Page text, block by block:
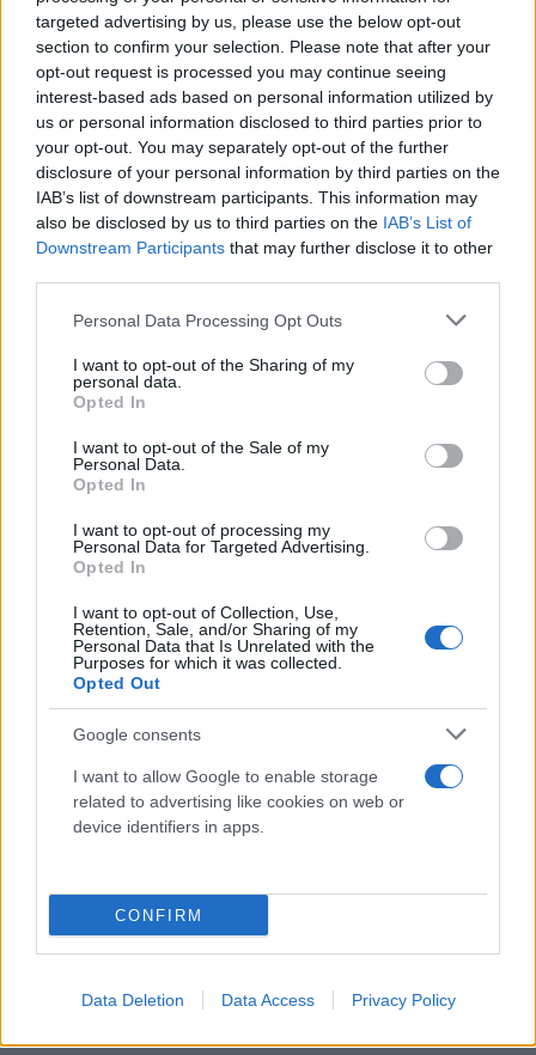
targeted advertising by us, please use the below opt-out
section to confirm your selection. Please note that after your
opt-out request is processed you may continue seeing
interest-based ads based on personal information utilized by
us or personal information disclosed to third parties prior to
your opt-out. You may separately opt-out of the further
disclosure of your personal information by third parties on the
IAB’s list of downstream participants. This information may
also be disclosed by us to third parties on the IAB’s List of
Downstream Participants that may further disclose it to other
Please note that this website/app uses one or more Google
not limited to your visit or usage behaviour. You may click to
grant or deny consent to Google and its third-party tags to
use your data for below specified purposes in below Google
consent section.
Personal Data Processing Opt Outs
I want to opt-out of the Sharing of my
personal data.
Opted In
I want to opt-out of the Sale of my
Personal Data.
Opted In
I want to opt-out of processing my
Personal Data for Targeted Advertising.
Opted In
I want to opt-out of Collection, Use,
Retention, Sale, and/or Sharing of my
Personal Data that Is Unrelated with the
Purposes for which it was collected.
Opted Out
Google consents
I want to allow Google to enable storage
related to advertising like cookies on web or
device identifiers in apps.
CONFIRM
Data Deletion Data Access Privacy Policy
I prodotti abrasivi
Antincendio
Estintori
Valige pronto soccorso
Antinfortunistica
Calzature
Abbigliamento
Abbigliamento alta visibilità
Prodotti chimici
Adblue
Bombolette spray
Detergente mani
Paste
Utensileria
Lame per sega a nastro
Utensili elettrici
Cassette porta attrezzi
Viteria e bulloneria
Fissaggio
Accessori
Saldatrici